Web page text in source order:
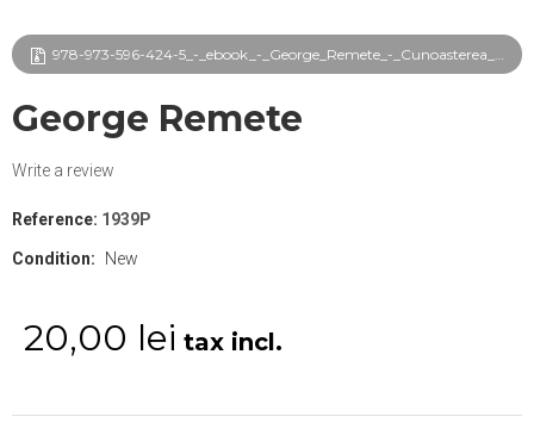
978-973-596-424-5_-_ebook_-_George_Remete_-_Cunoasterea_prin_tacere._Vol.1_frg.pdf
George Remete
Write a review
Reference: 1939P
Condition: New
20,00 lei tax incl.